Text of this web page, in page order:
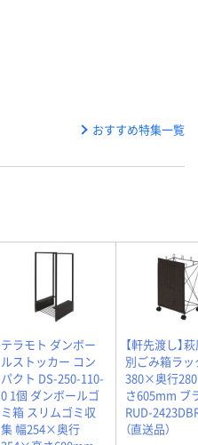
おすすめ特集一覧
テラモト ダンボー
ルストッカー コン
パクト DS-250-110-
0 1個 ダンボールゴ
ミ箱 スリムゴミ収
集 幅254×奥行
【軒先渡し】
別ごみ箱ラッ
380×奥行
さ605mm ブ
RUD-
（直送品）